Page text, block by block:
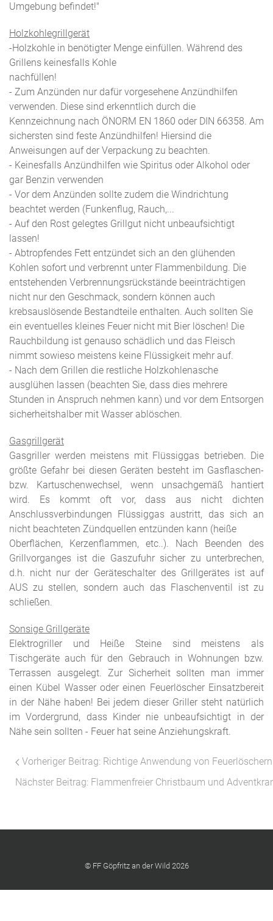
Umgebung befindet!"
Holzkohlegrillgerät
-Holzkohle in benötigter Menge einfüllen. Während des
Grillens keinesfalls Kohle
nachfüllen!
- Zum Anzünden nur dafür vorgesehene Anzündhilfen
verwenden. Diese sind erkenntlich durch die
Kennzeichnung nach ÖNORM EN 1860 oder DIN 66358. Am
sichersten sind feste Anzündhilfen! Hiersind die
Anweisungen auf der Verpackung zu beachten.
- Keinesfalls Anzündhilfen wie Spiritus oder Alkohol oder
gar Benzin verwenden
- Vor dem Anzünden sollte zudem die Windrichtung
beachtet werden (Funkenflug, Rauch,...
- Auf den Rost gelegtes Grillgut nicht unbeaufsichtigt
lassen!
- Abtropfendes Fett entzündet sich an den glühenden
Kohlen sofort und verbrennt unter Flammenbildung. Die
entstehenden Verbrennungsrückstände beeinträchtigen
nicht nur den Geschmack, sondern können auch
krebsauslösende Bestandteile enthalten. Auch sollten Sie
ein eventuelles kleines Feuer nicht mit Bier löschen! Die
Rauchbildung ist genauso schädlich und das Fleisch
nimmt sowieso meistens keine Flüssigkeit mehr auf.
- Nach dem Grillen die restliche Holzkohlenasche
ausglühen lassen (beachten Sie, dass dies mehrere
Stunden in Anspruch nehmen kann) und vor dem Entsorgen
sicherheitshalber mit Wasser ablöschen.
Gasgrillgerät
Gasgriller werden meistens mit Flüssiggas betrieben. Die
größte Gefahr bei diesen Geräten besteht im Gasflaschen-
bzw. Kartuschenwechsel, wenn unsachgemäß hantiert
wird. Es kommt oft vor, dass aus nicht dichten
Anschlussverbindungen Flüssiggas austritt, das sich an
nicht beachteten Zündquellen entzünden kann (heiße
Oberflächen, Kerzenflammen, etc..). Nach Beenden des
Grillvorganges ist die Gaszufuhr sicher zu unterbrechen,
d.h. nicht nur der Geräteschalter des Grillgerätes ist auf
AUS zu stellen, sondern auch das Flaschenventil ist zu
schließen.
Sonsige Grillgeräte
Elektrogriller und Heiße Steine sind meistens als
Tischgeräte auch für den Gebrauch in Wohnungen bzw.
Terrassen ausgelegt. Zur Sicherheit sollten man immer
einen Kübel Wasser oder einen Feuerlöscher Einsatzbereit
in der Nähe haben! Bei jedem dieser Griller steht natürlich
im Vordergrund, dass Kinder nie unbeaufsichtigt in der
Nähe sein sollten - Feuer hat seine Anziehungskraft.
Vorheriger Beitrag: Richtige Anwendung von
Nächster Beitrag: Flammenfreier Christbaum und
© FF Göpfritz an der Wild 2026